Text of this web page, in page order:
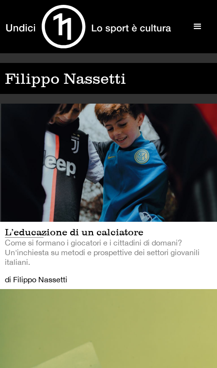
Filippo Nassetti
L’educazione di un calciatore
Come si formano i giocatori e i cittadini di domani?
Un'inchiesta su metodi e prospettive dei settori giovanili
italiani.
di Filippo Nassetti